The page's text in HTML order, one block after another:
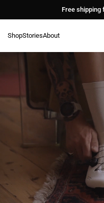
dung
Free
ShopStoriesAbout